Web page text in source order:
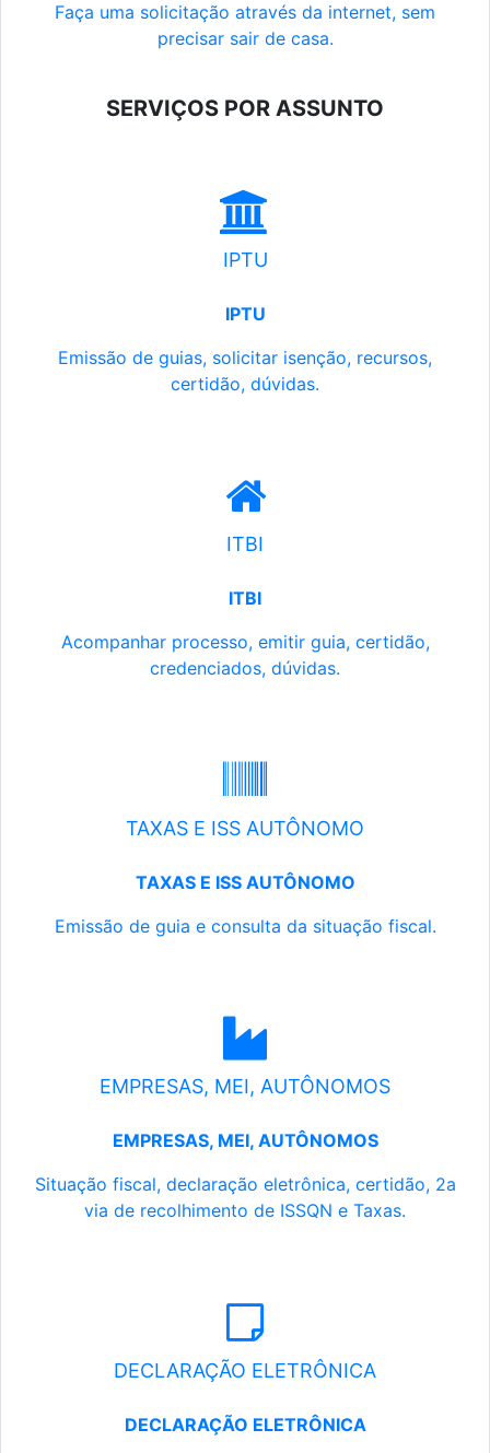
Faça uma solicitação através da internet, sem
precisar sair de casa.
SERVIÇOS POR ASSUNTO
IPTU
IPTU
Emissão de guias, solicitar isenção, recursos,
certidão, dúvidas.
ITBI
ITBI
Acompanhar processo, emitir guia, certidão,
credenciados, dúvidas.
TAXAS E ISS AUTÔNOMO
TAXAS E ISS AUTÔNOMO
Emissão de guia e consulta da situação fiscal.
EMPRESAS, MEI, AUTÔNOMOS
EMPRESAS, MEI, AUTÔNOMOS
Situação fiscal, declaração eletrônica, certidão, 2a
via de recolhimento de ISSQN e Taxas.
DECLARAÇÃO ELETRÔNICA
DECLARAÇÃO ELETRÔNICA